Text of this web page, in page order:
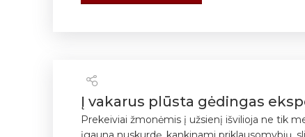
Į vakarus plūsta gėdingas
Prekeiviai žmonėmis į užsienį išvilioja ne tik